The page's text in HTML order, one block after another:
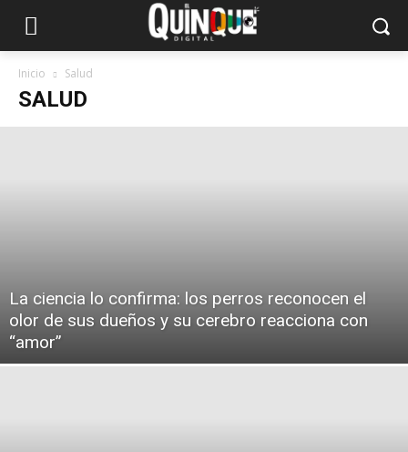
Inicio Salud
SALUD
La ciencia lo confirma: los perros reconocen el
olor de sus dueños y su cerebro reacciona con
“amor”